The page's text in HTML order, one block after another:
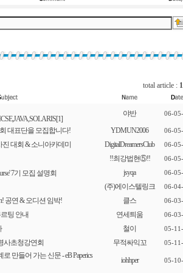
total article :
[1]
야반 06-
대표단을 모집합니다! YDMUN2006 06-
대회 & 소니아카데미 DigitalDreamersClub 06-
!!최강법현⑤!! 06-
7기 모집 설명회 jsyqa 06-
(주)에이스텔링크 06-
공연 & 오디션 임박! 클스 06-
팅 안내 연세틔움 06-
철이 05-
사초청강연회 무적싸익꼬 05-
만들어 가는 신문 - eB Paperics
iohhper 05-